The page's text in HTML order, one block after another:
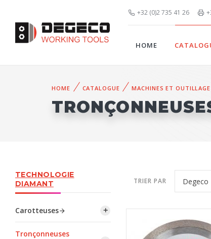
+32 (0)2 735 41 26
HOME
HOME CATALOGUE MACHINES ET
TECHNOLOGIE
DIAMANT
Carotteuses
Tronçonneuses
TRIER PAR